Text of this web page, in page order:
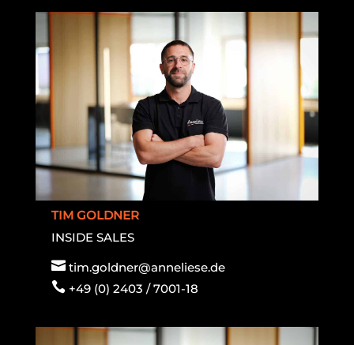
TIM GOLDNER
INSIDE SALES
 tim.goldner@anneliese.de
 +49 (0) 2403 / 7001-18